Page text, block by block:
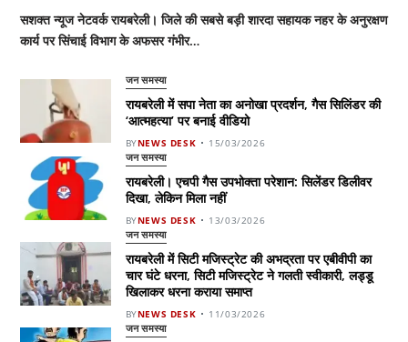
सशक्त न्यूज नेटवर्क रायबरेली। जिले की सबसे बड़ी शारदा सहायक नहर के अनुरक्षण
कार्य पर सिंचाई विभाग के अफसर गंभीर…
जन समस्या
रायबरेली में सपा नेता का अनोखा प्रदर्शन, गैस सिलिंडर की
‘आत्महत्या’ पर बनाई वीडियो
BYNEWS DESK 15/03/2026
जन समस्या
रायबरेली। एचपी गैस उपभोक्ता परेशान: सिलेंडर डिलीवर
दिखा, लेकिन मिला नहीं
BYNEWS DESK 13/03/2026
जन समस्या
रायबरेली में सिटी मजिस्ट्रेट की अभद्रता पर एबीवीपी का
चार घंटे धरना, सिटी मजिस्ट्रेट ने गलती स्वीकारी, लड्डू
खिलाकर धरना कराया समाप्त
BYNEWS DESK 11/03/2026
जन समस्या